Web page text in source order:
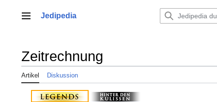
springenHauptmenü
Jedipedia
Zeitrechnung
Artikel Diskussion